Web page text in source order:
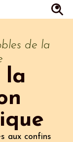
de la
la
aux confins